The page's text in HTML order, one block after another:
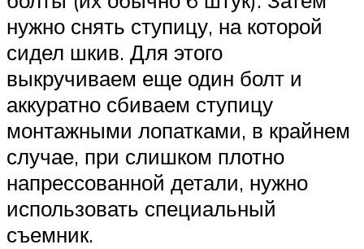
нужно снять ступицу, на которой
сидел шкив. Для этого
выкручиваем еще один болт и
аккуратно сбиваем ступицу
монтажными лопатками, в крайнем
случае, при слишком плотно
напрессованной детали, нужно
использовать специальный
съемник.